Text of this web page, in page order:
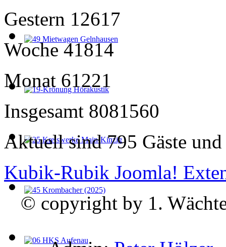
Gestern 12617
Woche41814
Monat 61221
Insgesamt 8081560
Aktuell sind 795 Gäste
Kubik-Rubik Joomla!
© copyright by 1.